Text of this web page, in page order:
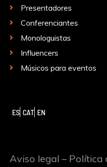
Presentadores
Conferenciantes
Monologuistas
Influencers
Músicos para eventos
ES CAT EN
Aviso legal – Política